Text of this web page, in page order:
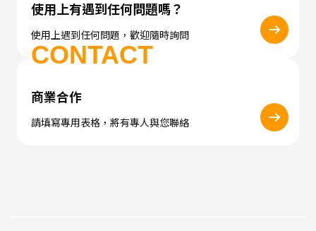
使用上有遇到任何問題嗎？
使用上遇到任何問題，歡迎隨時詢問
CONTACT
商業合作
請填寫專用表格，將有專人與您聯絡